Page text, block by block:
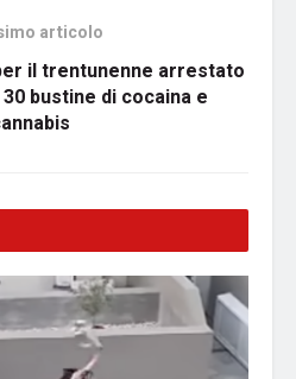
articolo
il trentunenne arrestato
30 bustine di cocaina e